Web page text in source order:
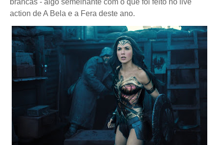
action de A Bela e a Fera deste ano.